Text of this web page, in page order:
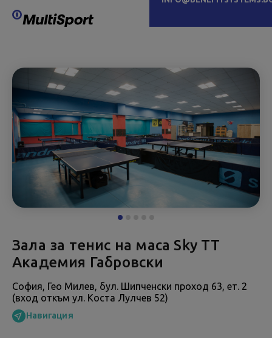
Зала за тенис на маса Sky TT
Академия Габровски
София, Гео Милев, бул. Шипченски проход 63, ет. 2
(вход откъм ул. Коста Лулчев 52)
Навигация